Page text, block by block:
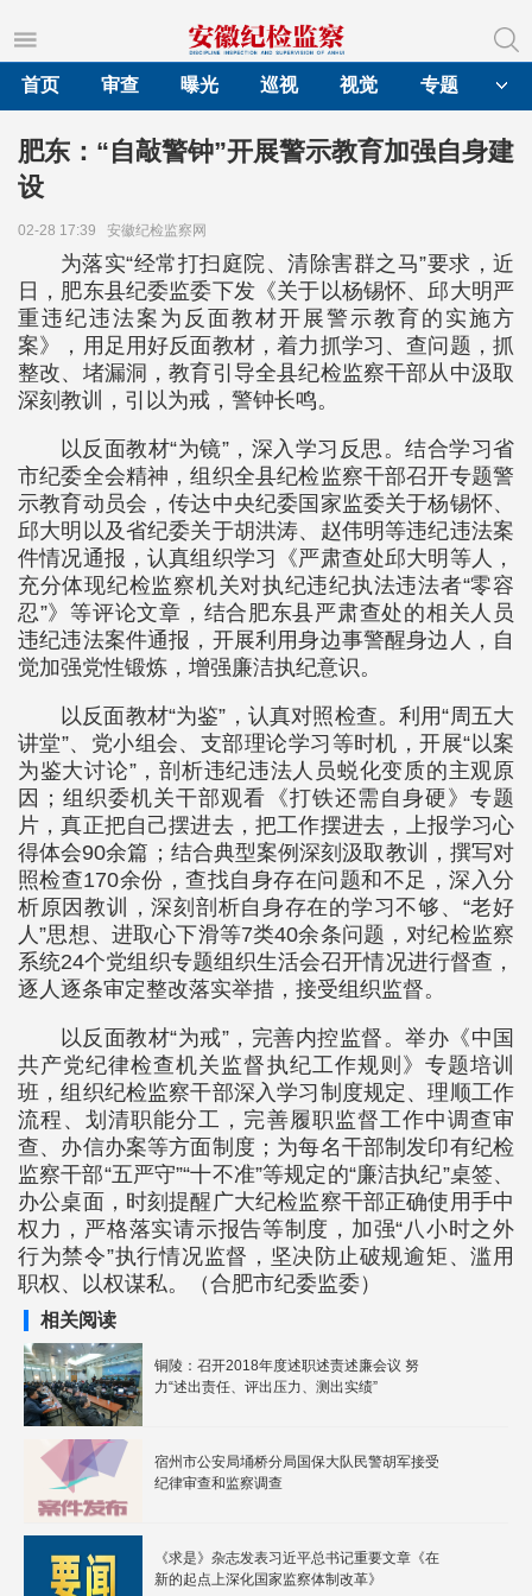
首页
审查 曝光 巡视 视觉 专题
肥东：“自敲警钟”开展警示教育加强自身建
设
02-28 17:39 安徽纪检监察网
为落实“经常打扫庭院、清除害群之马”要求，近
日，肥东县纪委监委下发《关于以杨锡怀、邱大明严
重违纪违法案为反面教材开展警示教育的实施方
案》，用足用好反面教材，着力抓学习、查问题，抓
整改、堵漏洞，教育引导全县纪检监察干部从中汲取
深刻教训，引以为戒，警钟长鸣。
以反面教材“为镜”，深入学习反思。结合学习省
市纪委全会精神，组织全县纪检监察干部召开专题警
示教育动员会，传达中央纪委国家监委关于杨锡怀、
邱大明以及省纪委关于胡洪涛、赵伟明等违纪违法案
件情况通报，认真组织学习《严肃查处邱大明等人，
充分体现纪检监察机关对执纪违纪执法违法者“零容
忍”》等评论文章，结合肥东县严肃查处的相关人员
违纪违法案件通报，开展利用身边事警醒身边人，自
觉加强党性锻炼，增强廉洁执纪意识。
以反面教材“为鉴”，认真对照检查。利用“周五大
讲堂”、党小组会、支部理论学习等时机，开展“以案
为鉴大讨论”，剖析违纪违法人员蜕化变质的主观原
因；组织委机关干部观看《打铁还需自身硬》专题
片，真正把自己摆进去，把工作摆进去，上报学习心
得体会90余篇；结合典型案例深刻汲取教训，撰写对
照检查170余份，查找自身存在问题和不足，深入分
析原因教训，深刻剖析自身存在的学习不够、“老好
人”思想、进取心下滑等7类40余条问题，对纪检监察
系统24个党组织专题组织生活会召开情况进行督查，
逐人逐条审定整改落实举措，接受组织监督。
以反面教材“为戒”，完善内控监督。举办《中国
共产党纪律检查机关监督执纪工作规则》专题培训
班，组织纪检监察干部深入学习制度规定、理顺工作
流程、划清职能分工，完善履职监督工作中调查审
查、办信办案等方面制度；为每名干部制发印有纪检
监察干部“五严守”“十不准”等规定的“廉洁执纪”桌签、
办公桌面，时刻提醒广大纪检监察干部正确使用手中
权力，严格落实请示报告等制度，加强“八小时之外
行为禁令”执行情况监督，坚决防止破规逾矩、滥用
职权、以权谋私。（合肥市纪委监委）
相关阅读
铜陵：召开2018年度述职述责述廉会议 努
力“述出责任、评出压力、测出实绩”
宿州市公安局埇桥分局国保大队民警胡军接受
纪律审查和监察调查
《求是》杂志发表习近平总书记重要文章《在
新的起点上深化国家监察体制改革》